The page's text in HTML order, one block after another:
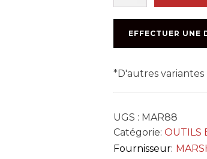
#16510
MARSH
EFFECTUER UNE
*D'autres
UGS : MAR88
Catégorie: OUTILS
Fournisseur: